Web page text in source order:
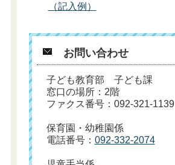
（記入例）
お問い合わせ
子ども教育部 子ども課
窓口の場所：2階
ファクス番号：092-321-1139
保育園・幼稚園係
電話番号： 092-332-2074